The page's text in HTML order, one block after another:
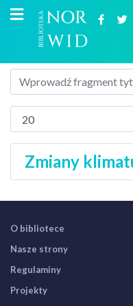
Zmiany
O bibliotece
Nasze strony
Regulaminy
Projekty